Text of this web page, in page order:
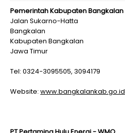
Pemerintah Kabupaten Bangkalan
Jalan Sukarno-Hatta
Bangkalan
Kabupaten Bangkalan
Jawa Timur
Tel: 0324-3095505, 3094179
Website: www.bangkalankab.go.id